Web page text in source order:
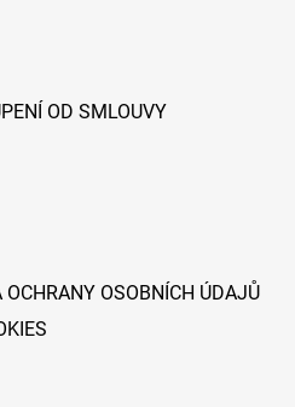
v
s
u
OD SMLOUVY
OSOBNÍCH ÚDAJŮ